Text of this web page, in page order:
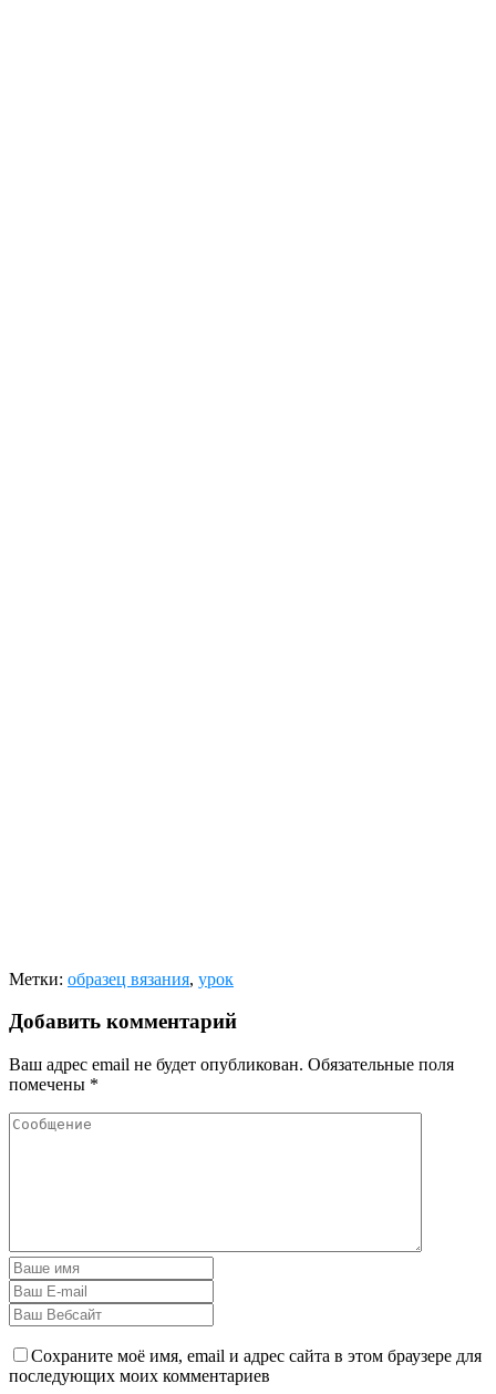
Метки: образец вязания, урок
Добавить комментарий
Ваш адрес email не будет опубликован. Обязательные поля
помечены *
Сохраните моё имя, email и адрес сайта в этом браузере для
последующих моих комментариев